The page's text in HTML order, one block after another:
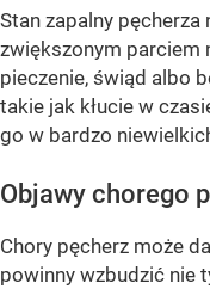
Stan zapalny
zwiększonym parciem
pieczenie, świąd albo
takie jak kłucie w
go w bardzo
Objawy chorego
Chory pęcherz może
powinny wzbudzić nie